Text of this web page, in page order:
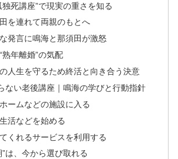
独死講座”で現実の重さを知る
を連れて両親のもとへ
発言に鳴海と那須田が激怒
熟年離婚”の気配
人生を守るため終活と向き合う決意
ない老後講座｜鳴海の学びと行動指針
ームなどの施設に入る
活などを始める
くれるサービスを利用する
”は、今から選び取れる